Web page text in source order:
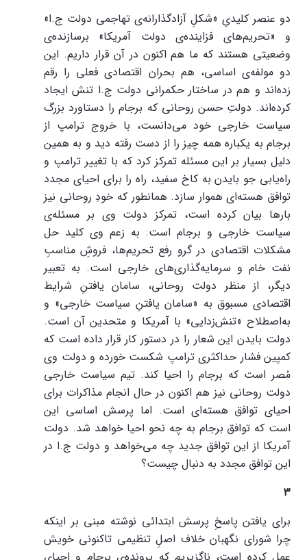
دو عنصر کلیدیِ «شکلِ آزادگذارانه‌ی تهاجمی دولت ج.ا»
و «تحریم‌های فزاینده‌ی دولت آمریکا» برسازنده‌ی
وضعیتی هستند که ما هم اکنون در آن قرار داریم. این
دو مولفه‌ی اساسی، هم بحران اقتصادی فعلی را رقم
زده‌اند و هم در ساختار حکمرانی دولت ج.ا تنش ایجاد
کرده‌اند. دولتِ حسن روحانی که برجام را دستاورد بزرگ
سیاست خارجی خود می‌دانست، با خروج ترامپ از
برجام به یکباره همه چیز را از دست رفته دید و به همین
دلیل بسیار بر این مسئله تمرکز کرد که با تغییر ترامپ و
راه‌یابی جو بایدن به کاخ سفید، راه را برای احیای مجدد
توافق هسته‌ای هموار سازد. همانطور که خودِ روحانی نیز
بارها بیان کرده است، تمرکز دولت وی بر مسئله‌ی
سیاست خارجی و برجام است. به زعم وی کلید حل
مشکلات اقتصادی در گرو رفع تحریم‌ها، فروشِ مناسبِ
نفت خام و سرمایه‌گذاری‌های خارجی است. به تعبیر
دیگر، از منظر دولت روحانی، سامان یافتنِ شرایط
اقتصادی مسبوق به «سامان یافتنِ سیاست خارجی» و
به‌اصطلاح «تنش‌زدایی» با آمریکا و متحدین آن است.
دولت بایدن این شعار را در دستور کار قرار داده است که
کمپین فشار حداکثری ترامپ شکست خورده و دولت وی
مُصر است که برجام را احیا کند. تیم سیاست خارجی
دولت روحانی نیز هم اکنون در حال انجام مذاکرات برای
احیای توافق هسته‌ای است. اما پرسش اساسی این
است که توافق برجام به چه نحو احیا خواهد شد. دولت
آمریکا از این توافق جدید چه می‌خواهد و دولت ج.ا در
این توافق مجدد به دنبال چیست؟
۳
برای یافتن پاسخِ پرسش ابتدائی نوشته مبنی بر اینکه
چرا شورای نگهبان خلاف اصلِ تنظیمی تاکنونی خویش